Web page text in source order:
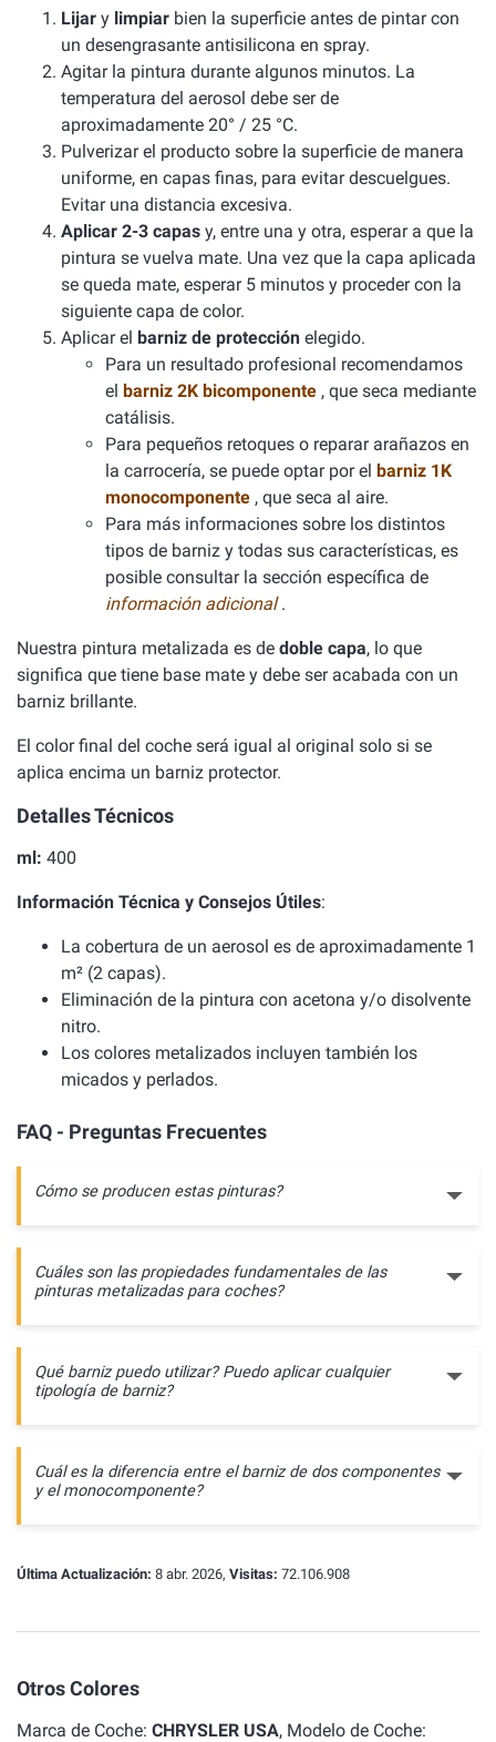
Lijar y limpiar bien la superficie antes de pintar con
un desengrasante antisilicona en spray.
Agitar la pintura durante algunos minutos. La
temperatura del aerosol debe ser de
aproximadamente 20° / 25 °C.
Pulverizar el producto sobre la superficie de manera
uniforme, en capas finas, para evitar descuelgues.
Evitar una distancia excesiva.
Aplicar 2-3 capas y, entre una y otra, esperar a que la
pintura se vuelva mate. Una vez que la capa aplicada
se queda mate, esperar 5 minutos y proceder con la
siguiente capa de color.
Aplicar el barniz de protección elegido.
Para un resultado profesional recomendamos
el barniz 2K bicomponente , que seca mediante
catálisis.
Para pequeños retoques o reparar arañazos en
la carrocería, se puede optar por el barniz 1K
monocomponente , que seca al aire.
Para más informaciones sobre los distintos
tipos de barniz y todas sus características, es
posible consultar la sección específica de
información adicional.
Nuestra pintura metalizada es de doble capa, lo que
significa que tiene base mate y debe ser acabada con un
barniz brillante.
El color final del coche será igual al original solo si se
aplica encima un barniz protector.
Detalles Técnicos
ml: 400
Información Técnica y Consejos Útiles:
La cobertura de un aerosol es de aproximadamente 1
m² (2 capas).
Eliminación de la pintura con acetona y/o disolvente
nitro.
Los colores metalizados incluyen también los
micados y perlados.
FAQ - Preguntas Frecuentes
Cómo se producen estas pinturas?
Cuáles son las propiedades fundamentales de las
pinturas metalizadas para coches?
Qué barniz puedo utilizar? Puedo aplicar cualquier
tipología de barniz?
Cuál es la diferencia entre el barniz de dos componentes
y el monocomponente?
Última Actualización: 8 abr. 2026, Visitas: 72.106.908
Otros Colores
Marca de Coche: CHRYSLER USA, Modelo de Coche: